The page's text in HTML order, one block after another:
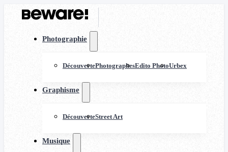
Photographie
DécouvertePhotographesEdito PhotoUrbex
Graphisme
DécouverteStreet Art
Musique